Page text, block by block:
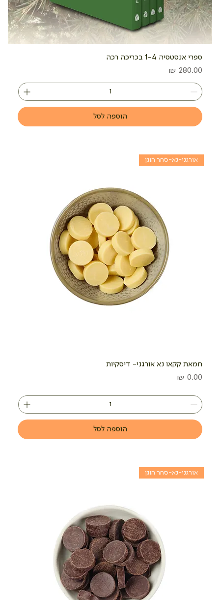
ספרי אנסטסיה 1-4 בכריכה רכה
מחיר
הוספה לסל
אורגני-נא-סחר הוגן
חמאת קקאו נא אורגני- דיסקיות
מחיר
הוספה לסל
אורגני-נא-סחר הוגן